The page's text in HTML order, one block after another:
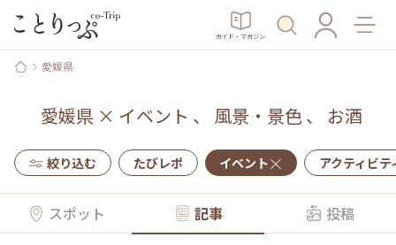
ガイド・マガジン
愛媛県
愛媛県 × イベント 、 風景・景色、 お酒
絞り込む たびレポ イベント アクティビテ
スポット 記事 投稿